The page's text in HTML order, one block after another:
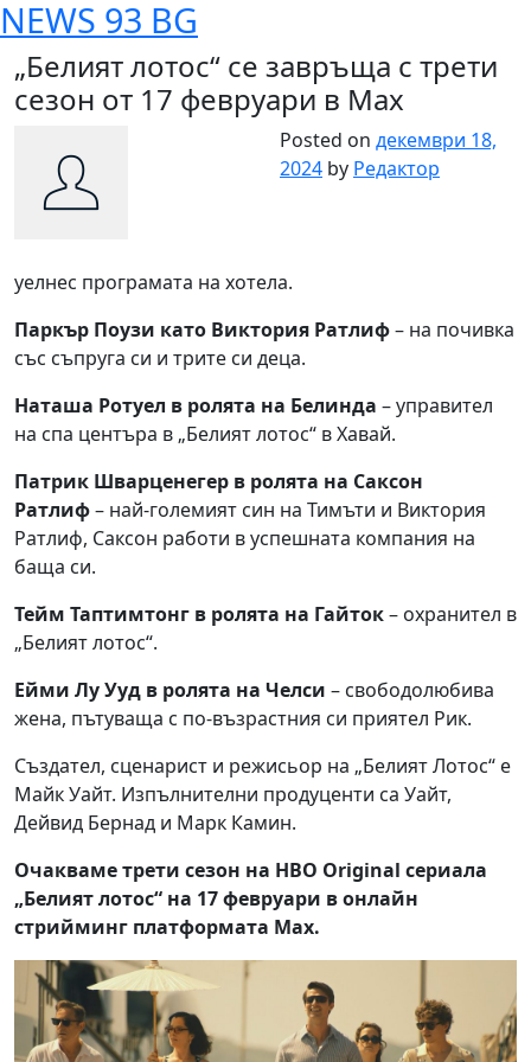
Skip
to
content
NEWS 93 BG
„Белият лотос“ се завръща с трети
сезон от 17 февруари в Max
Posted on декември 18,
2024 by Редактор
уелнес програмата на хотела.
Паркър Поузи като Виктория Ратлиф– на почивка
със съпруга си и трите си деца.
Наташа Ротуел в ролята на Белинда – управител
на спа центъра в „Белият лотос“ в Хавай.
Патрик Шварценегер в ролята на Саксон
Ратлиф– най-големият син на Тимъти и Виктория
Ратлиф, Саксон работи в успешната компания на
баща си.
Тейм Таптимтонг в ролята на Гайток– охранител в
„Белият лотос“.
Ейми Лу Ууд в ролята на Челси – свободолюбива
жена, пътуваща с по-възрастния си приятел Рик.
Създател, сценарист и режисьор на „Белият Лотос“ е
Майк Уайт. Изпълнителни продуценти са Уайт,
Дейвид Бернад и Марк Камин.
Очакваме трети сезон на HBO Original сериала
„Белият лотос“ нa 17 февруари в онлайн
стрийминг платформата Max.